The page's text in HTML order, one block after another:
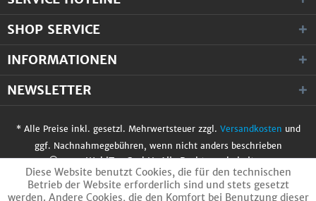
SHOP SERVICE
INFORMATIONEN
NEWSLETTER
* Alle Preise inkl. gesetzl. Mehrwertsteuer zzgl. Versandkosten und
ggf. Nachnahmegebühren, wenn nicht anders beschrieben
© 2017 WobiTec GmbH. Alle Rechte vorbehalten.
Diese Website benutzt Cookies, die für den technischen
Betrieb der Website erforderlich sind und stets gesetzt
werden. Andere Cookies, die den Komfort bei Benutzung dieser